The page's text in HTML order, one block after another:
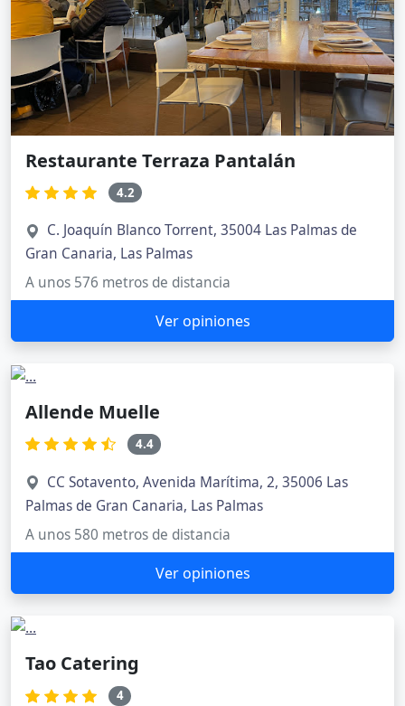
Restaurante Terraza Pantalán
4.2
C. Joaquín Blanco Torrent, 35004 Las Palmas de
Gran Canaria, Las Palmas
A unos 576 metros de distancia
Ver opiniones
Allende Muelle
4.4
CC Sotavento, Avenida Marítima, 2, 35006 Las
Palmas de Gran Canaria, Las Palmas
A unos 580 metros de distancia
Ver opiniones
Tao Catering
4